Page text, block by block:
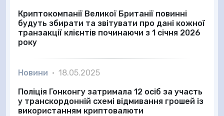
Криптокомпанії Великої Британії повинні
будуть збирати та звітувати про дані кожної
транзакції клієнтів починаючи з 1 січня 2026
року
Новини • 18.05.2025
Поліція Гонконгу затримала 12 осіб за участь
у транскордонній схемі відмивання грошей із
використанням криптовалюти